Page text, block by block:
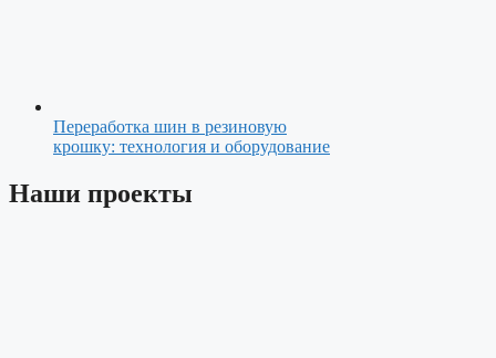
Переработка шин в резиновую
крошку: технология и оборудование
Наши проекты